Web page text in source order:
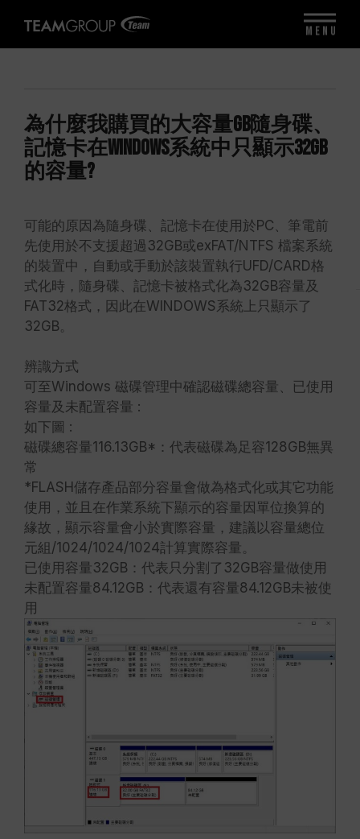
為什麼我購買的大容量GB隨身碟、
記憶卡在WINDOWS系統中只顯示32GB
的容量?
可能的原因為隨身碟、記憶卡在使用於PC、筆電前
先使用於不支援超過32GB或exFAT/NTFS 檔案系統
的裝置中，自動或手動於該裝置執行UFD/CARD格
式化時，隨身碟、記憶卡被格式化為32GB容量及
FAT32格式，因此在WINDOWS系統上只顯示了
32GB。
辨識方式
可至Windows 磁碟管理中確認磁碟總容量、已使用
容量及未配置容量 :
如下圖 :
磁碟總容量116.13GB*：代表磁碟為足容128GB無異
常
*FLASH儲存產品部分容量會做為格式化或其它功能
使用，並且在作業系統下顯示的容量因單位換算的
緣故，顯示容量會小於實際容量，建議以容量總位
元組/1024/1024/1024計算實際容量。
已使用容量32GB：代表只分割了32GB容量做使用
未配置容量84.12GB：代表還有容量84.12GB未被使
用
MENU